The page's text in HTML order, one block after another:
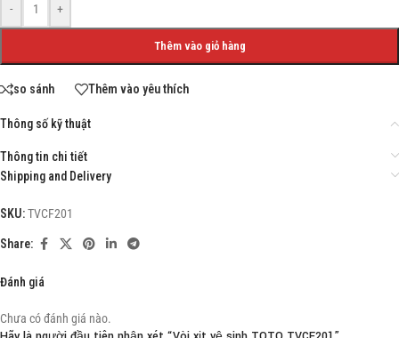
- +
Thêm vào giỏ hàng
so sánh Thêm vào yêu thích
Thông số kỹ thuật
Thông tin chi tiết
Shipping and Delivery
SKU:TVCF201
Share:
Đánh giá
Chưa có đánh giá nào.